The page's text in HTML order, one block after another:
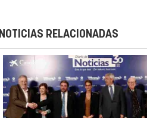
NOTICIAS RELACIONADAS